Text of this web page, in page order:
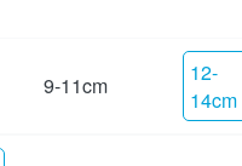
9-11cm
12-
14cm